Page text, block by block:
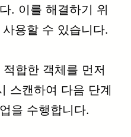
. 이를 해결하기 위
용할 수 있습니다.
적합한 객체를 먼저
스캔하여 다음 단계
을 수행합니다.